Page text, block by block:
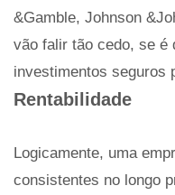
&Gamble, Johnson
vão falir tão cedo, se é
investimentos seguros
Rentabilidade
Logicamente, uma
consistentes no longo